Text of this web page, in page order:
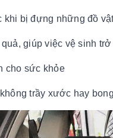
bị đựng những đồ
giúp việc vệ sinh
cho sức khỏe
trầy xước hay